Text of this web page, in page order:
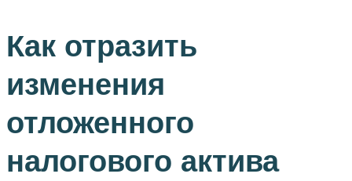
Как отразить
изменения
отложенного
налогового актива